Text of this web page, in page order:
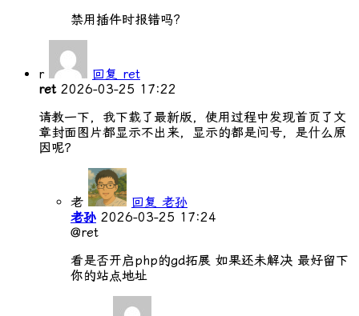
禁用插件时报错吗?
r
回复 ret
ret 2026-03-25 17:22
请教一下，我下载了最新版，使用过程中发现首页了文
章封面图片都显示不出来，显示的都是问号，是什么原
因呢？
老
回复 老孙
老孙 2026-03-25 17:24
@ret
看是否开启php的gd拓展 如果还未解决 最好留下
你的站点地址